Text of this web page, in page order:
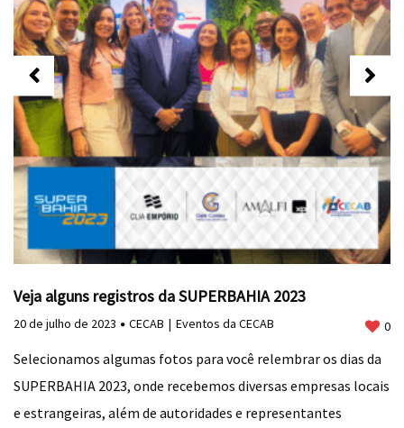
Veja alguns registros da SUPERBAHIA 2023
20 de julho de 2023 CECAB Eventos da CECAB 0
Selecionamos algumas fotos para você relembrar os dias da
SUPERBAHIA 2023, onde recebemos diversas empresas locais
e estrangeiras, além de autoridades e representantes